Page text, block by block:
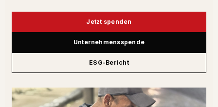
Jetzt spenden
Unternehmensspende
ESG-Bericht